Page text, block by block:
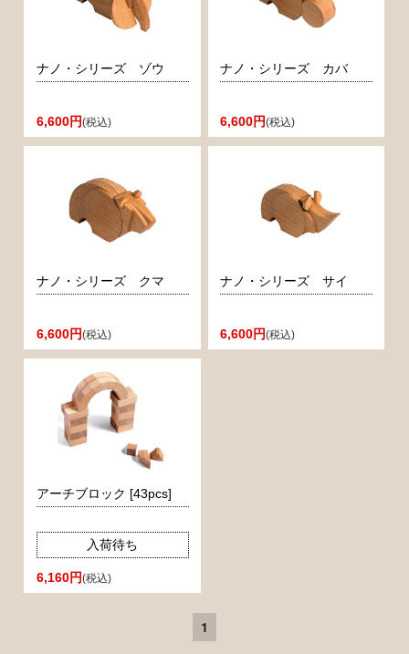
ナノ・シリーズ ゾウ
6,600円(税込)
ナノ・シリーズ カバ
6,600円(税込)
ナノ・シリーズ クマ
6,600円(税込)
ナノ・シリーズ サイ
6,600円(税込)
アーチブロック [43pcs]
入荷待ち
6,160円(税込)
1